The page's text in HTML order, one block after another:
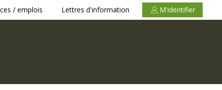
/ emplois Lettres d'information M'identifier